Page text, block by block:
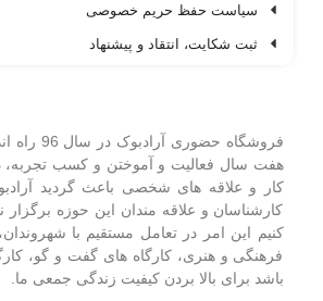
سیاست حفظ حریم خصوصی
ثبت شکایت، انتقاد و پیشنهاد
کار و علاقه های شخصی باعث گردید
کارشناسان و علاقه مندان این حوزه
کنیم این امر در تعامل مستقیم با
فرهنگی و هنری، کارگاه های گفت و گو،
باشد برای بالا بردن کیفیت زندگی جمعی ما.